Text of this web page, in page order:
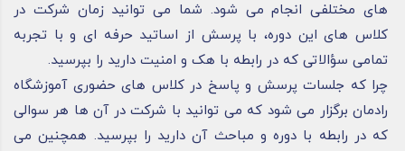
های مختلفی انجام می‌ شود. شما می‌ توانید زمان شرکت در
کلاس‌ های این دوره، با پرسش از اساتید حرفه‌ ای و با تجربه
تمامی سؤالاتی که در رابطه ‌با هک و امنیت دارید را بپرسید.
چرا که جلسات پرسش‌ و پاسخ در کلاس‌ های حضوری آموزشگاه
رادمان برگزار می‌ شود که می‌ توانید با شرکت در آن‌ ها هر سوالی
که در رابطه ‌با دوره و مباحث آن دارید را بپرسید. همچنین می‌